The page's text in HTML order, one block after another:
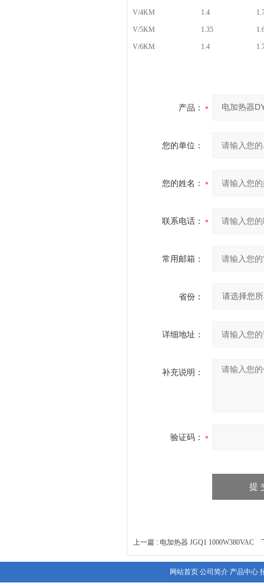
380V/4KM 1.4
380V/5KM 1.35
380V/6KM 1.4
产品：
您的单位：
您的姓名：
联系电话：
常用邮箱：
省份：
详细地址：
补充说明：
验证码：
上一篇 : 电加热器 JGQ1 1000W380VAC
网站首页 公司简介 产品中心